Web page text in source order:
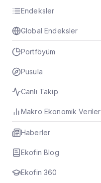
Endeksler
Global Endeksler
Portföyüm
Pusula
Canlı Takip
Makro Ekonomik Veriler
Haberler
Ekofin Blog
Ekofin 360